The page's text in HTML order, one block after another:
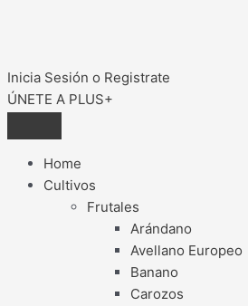
Inicia Sesión o Registrate
ÚNETE A PLUS+
Home
Cultivos
Frutales
Arándano
Avellano Europeo
Banano
Carozos